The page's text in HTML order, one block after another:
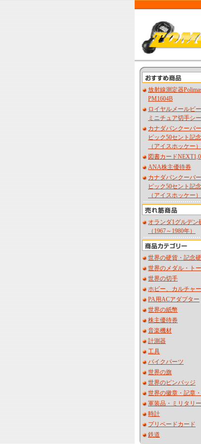
放射線測定器
PM1604B
ロイヤルメールビ
ミニチュア切手シ
カナダバンクーバ
ピック50セント記
（アイスホッケー）
図書カード
ANA株主優待券
カナダバンクーバ
ピック50セント記
（アイスホッケー）
オランダ1グルデン
（1967～1980年）
世界の硬貨・記念
世界のメダル・ト
世界の切手
ホビー、カルチャー
PA用ACアダプター
世界の紙幣
株主優待券
音楽機材
計測器
工具
バイクパーツ
世界の旗
世界のピンバッジ
世界の徽章・記章
軍装品・ミリタリー
時計
プリペードカード
鉄道